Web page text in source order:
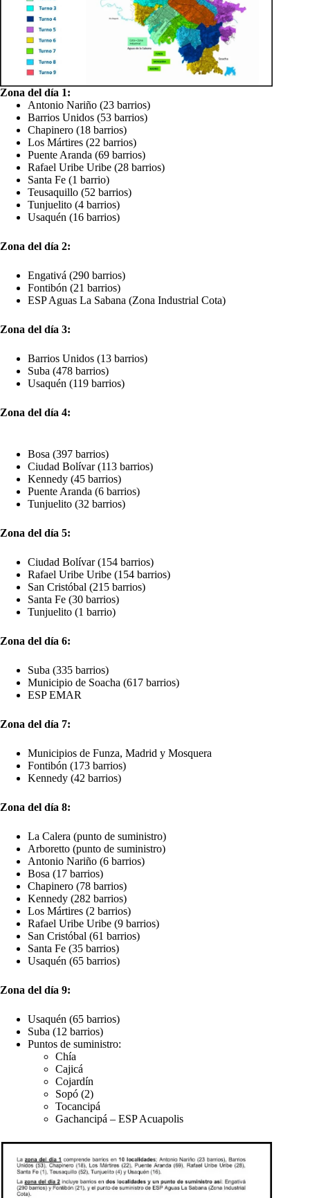
Zona del día 1:
Antonio Nariño (23 barrios)
Barrios Unidos (53 barrios)
Chapinero (18 barrios)
Los Mártires (22 barrios)
Puente Aranda (69 barrios)
Rafael Uribe Uribe (28 barrios)
Santa Fe (1 barrio)
Teusaquillo (52 barrios)
Tunjuelito (4 barrios)
Usaquén (16 barrios)
Zona del día 2:
Engativá (290 barrios)
Fontibón (21 barrios)
ESP Aguas La Sabana (Zona Industrial Cota)
Zona del día 3:
Barrios Unidos (13 barrios)
Suba (478 barrios)
Usaquén (119 barrios)
Zona del día 4:
Bosa (397 barrios)
Ciudad Bolívar (113 barrios)
Kennedy (45 barrios)
Puente Aranda (6 barrios)
Tunjuelito (32 barrios)
Zona del día 5:
Ciudad Bolívar (154 barrios)
Rafael Uribe Uribe (154 barrios)
San Cristóbal (215 barrios)
Santa Fe (30 barrios)
Tunjuelito (1 barrio)
Zona del día 6:
Suba (335 barrios)
Municipio de Soacha (617 barrios)
ESP EMAR
Zona del día 7:
Municipios de Funza, Madrid y Mosquera
Fontibón (173 barrios)
Kennedy (42 barrios)
Zona del día 8:
La Calera (punto de suministro)
Arboretto (punto de suministro)
Antonio Nariño (6 barrios)
Bosa (17 barrios)
Chapinero (78 barrios)
Kennedy (282 barrios)
Los Mártires (2 barrios)
Rafael Uribe Uribe (9 barrios)
San Cristóbal (61 barrios)
Santa Fe (35 barrios)
Usaquén (65 barrios)
Zona del día 9:
Usaquén (65 barrios)
Suba (12 barrios)
Puntos de suministro:
Chía
Cajicá
Cojardín
Sopó (2)
Tocancipá
Gachancipá – ESP Acuapolis